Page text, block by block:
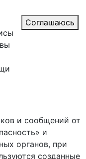
Соглашаюсь
и сообщений от
и
органов, при
созданные